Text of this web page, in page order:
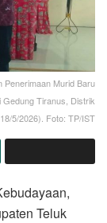
Penerimaan Murid Baru
Gedung Tiranus, Distrik
5/2026). Foto: TP/IST
Teluk